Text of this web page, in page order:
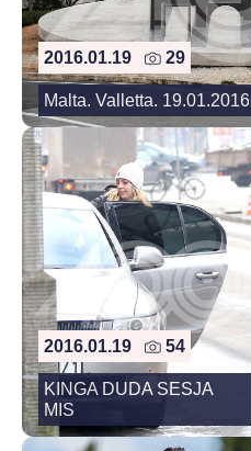
2016.01.19 29
Malta. Valletta. 19.01.2016
2016.01.19 54
KINGA DUDA SESJA
MIS